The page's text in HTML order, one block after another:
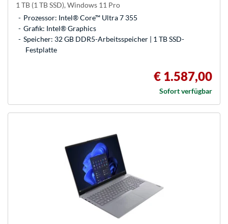
1 TB (1 TB SSD), Windows 11 Pro
Prozessor: Intel® Core™ Ultra 7 355
Grafik: Intel® Graphics
Speicher: 32 GB DDR5-Arbeitsspeicher | 1 TB SSD-
Festplatte
€ 1.587,00
Sofort verfügbar